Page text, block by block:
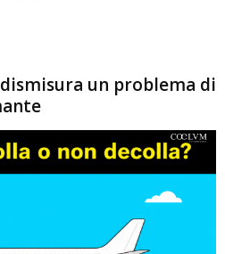
un problema di